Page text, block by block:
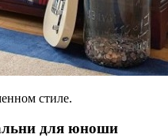
стиле.
для юноши